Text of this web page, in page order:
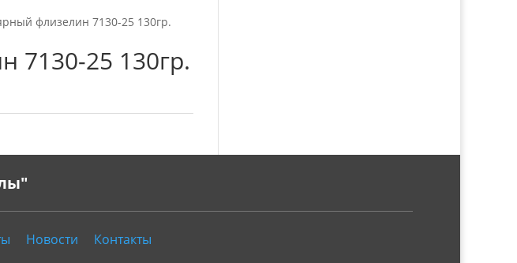
флизелин 7130-25 130гр.
7130-25 130гр.
Новости Контакты